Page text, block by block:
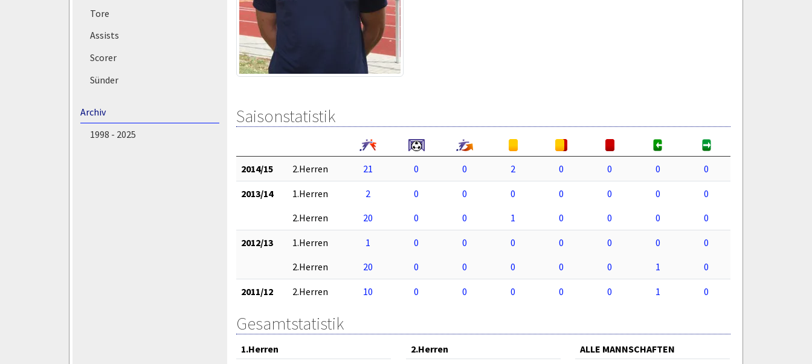
Tore
Assists
Scorer
Sünder
Archiv
1998 - 2025
Saisonstatistik
2014/15 2.Herren 21 0 0 2 0 0 0 0
2013/14 1.Herren 2 0 0 0 0 0 0
0
2.Herren
20 0 0 1 0 0 0 0
2012/13 1.Herren 1 0 0 0 0 0 0
0
2.Herren
20 0 0 0 0 0 1 0
2011/12 2.Herren 10 0 0 0 0 0 1 0
Gesamtstatistik
1.Herren
2.Herren
ALLE MANNSCHAFTEN